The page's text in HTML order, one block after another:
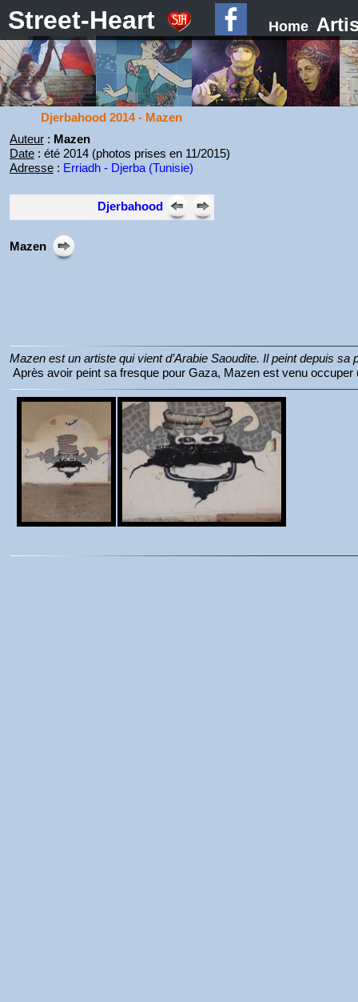
Street-Heart Home
Djerbahood 2014 - Mazen
Auteur: Mazen
Date: été 2014 (photos prises en 11/2015)
Adresse: Erriadh - Djerba (Tunisie)
Djerbahood
Mazen
Mazen est un artiste qui vient d’Arabie Saoudite. Il peint depuis
Après avoir peint sa fresque pour Gaza, Mazen est venu